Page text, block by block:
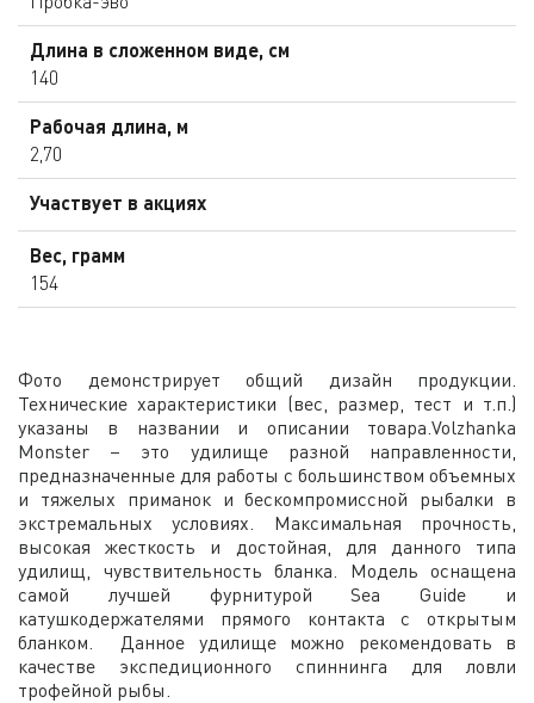
Длина в сложенном виде, см
140
Рабочая длина, м
2,70
Участвует в акциях
Вес, грамм
154
Фото демонстрирует общий дизайн продукции.
Технические характеристики (вес, размер, тест и т.п.)
указаны в названии и описании товара.Volzhanka
Monster – это удилище разной направленности,
предназначенные для работы с большинством объемных
и тяжелых приманок и бескомпромиссной рыбалки в
экстремальных условиях. Максимальная прочность,
высокая жесткость и достойная, для данного типа
удилищ, чувствительность бланка. Модель оснащена
самой лучшей фурнитурой Sea Guide и
катушкодержателями прямого контакта с открытым
бланком. Данное удилище можно рекомендовать в
качестве экспедиционного спиннинга для ловли
трофейной рыбы.